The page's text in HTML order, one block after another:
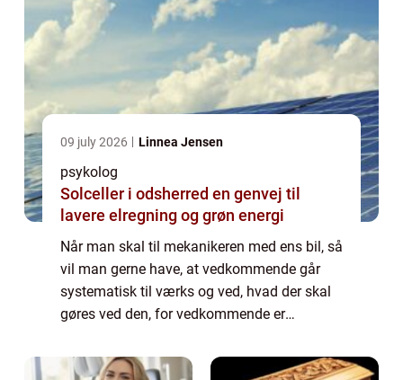
09 july 2026 Linnea Jensen
psykolog
Solceller i odsherred en genvej til
lavere elregning og grøn energi
Når man skal til mekanikeren med ens bil, så
vil man gerne have, at vedkommende går
systematisk til værks og ved, hvad der skal
gøres ved den, for vedkommende er
person vendte...